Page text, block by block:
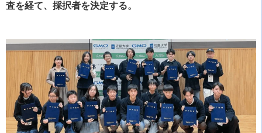
査を経て、採択者を決定する。